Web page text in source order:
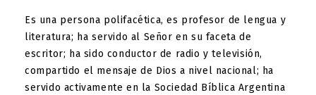
Es una persona polifacética, es profesor de lengua y
literatura; ha servido al Señor en su faceta de
escritor; ha sido conductor de radio y televisión,
compartido el mensaje de Dios a nivel nacional; ha
servido activamente en la Sociedad Bíblica Argentina